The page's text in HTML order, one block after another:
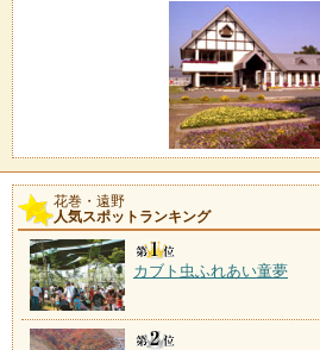
花巻・遠野
人気スポットランキング
カブト虫ふれあい童夢